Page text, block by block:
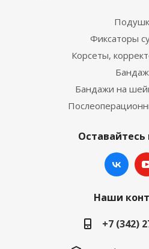
Фиксаторы
Корсеты,
Бандажи на
Оставайтесь
Наши
+7 (342)